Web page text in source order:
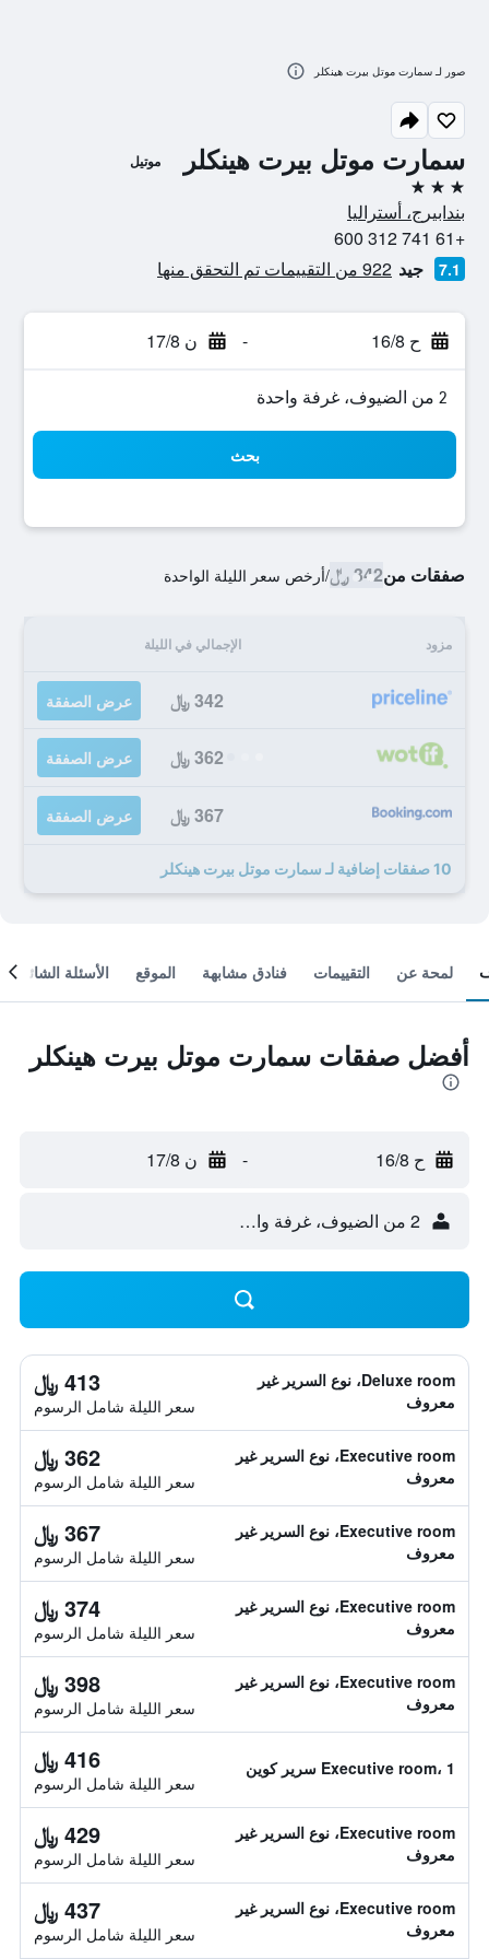
سمارت موتل بيرت هينكلر موتيل
3 نجوم
بندابيرج، أستراليا
+61 741 312 600
7.1 جيد 922 من التقييمات تم التحقق منها
ح 16/8 - ن 17/8
2 من الضيوف، غرفة واحدة
بحث
صفقات من342 ﷼ /أرخص سعر الليلة الواحدة
مزود الإجمالي في الليلة
342 ﷼ عرض الصفقة
362 ﷼ عرض الصفقة
367 ﷼ عرض الصفقة
10 صفقات إضافية لـ سمارت موتل بيرت هينكلر
صور لـ سمارت موتل بيرت هينكلر
لمحة عن التقييمات فنادق مشابهة الموقع الأسئلة الشائعة
أفضل صفقات سمارت موتل بيرت هينكلر
ح 16/8 - ن 17/8
2 من الضيوف، غرفة واحدة
Deluxe room، نوع السرير غير
معروف
413 ﷼
سعر الليلة شامل الرسوم
Executive room، نوع السرير غير
معروف
362 ﷼
سعر الليلة شامل الرسوم
Executive room، نوع السرير غير
معروف
367 ﷼
سعر الليلة شامل الرسوم
Executive room، نوع السرير غير
معروف
374 ﷼
سعر الليلة شامل الرسوم
Executive room، نوع السرير غير
معروف
398 ﷼
سعر الليلة شامل الرسوم
Executive room، 1 سرير كوين 416 ﷼
سعر الليلة شامل الرسوم
Executive room، نوع السرير غير
معروف
429 ﷼
سعر الليلة شامل الرسوم
Executive room، نوع السرير غير
معروف
437 ﷼
سعر الليلة شامل الرسوم